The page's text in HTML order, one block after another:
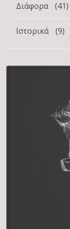
Διάφορα (41)
Ιστορικά (9)